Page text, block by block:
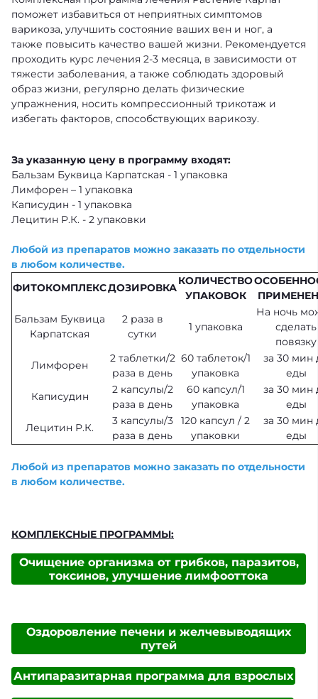
поможет избавиться от неприятных симптомов
варикоза, улучшить состояние ваших вен и ног, а
также повысить качество вашей жизни. Рекомендуется
проходить курс лечения 2-3 месяца, в зависимости от
тяжести заболевания, а также соблюдать здоровый
образ жизни, регулярно делать физические
упражнения, носить компрессионный трикотаж и
избегать факторов, способствующих варикозу.
За указанную цену в программу входят:
Бальзам Буквица Карпатская - 1 упаковка
Лимфорен – 1 упаковка
Каписудин - 1 упаковка
Лецитин Р.К. - 2 упаковки
Любой из препаратов можно заказать по отдельности
в любом количестве.
ФИТОКОМПЛЕКСДОЗИРОВКА
КОЛИЧЕСТВО
УПАКОВОК
Бальзам Буквица
Карпатская
2 раза в
сутки
1 упаковка
На ночь
сделать
повязку
Лимфорен
2 таблетки/2
раза в день
60 таблеток/1
упаковка
за 30 мин
еды
Каписудин
2 капсулы/2
раза в день
60 капсул/1
упаковка
за 30 мин
еды
Лецитин Р.К.
3 капсулы/3
раза в день
120 капсул / 2
упаковки
за 30 мин
еды
Любой из препаратов можно заказать по отдельности
в любом количестве.
КОМПЛЕКСНЫЕ ПРОГРАММЫ:
Очищение организма от грибков, паразитов,
токсинов, улучшение лимфооттока
Оздоровление печени и желчевыводящих
путей
Антипаразитарная программа для взрослых